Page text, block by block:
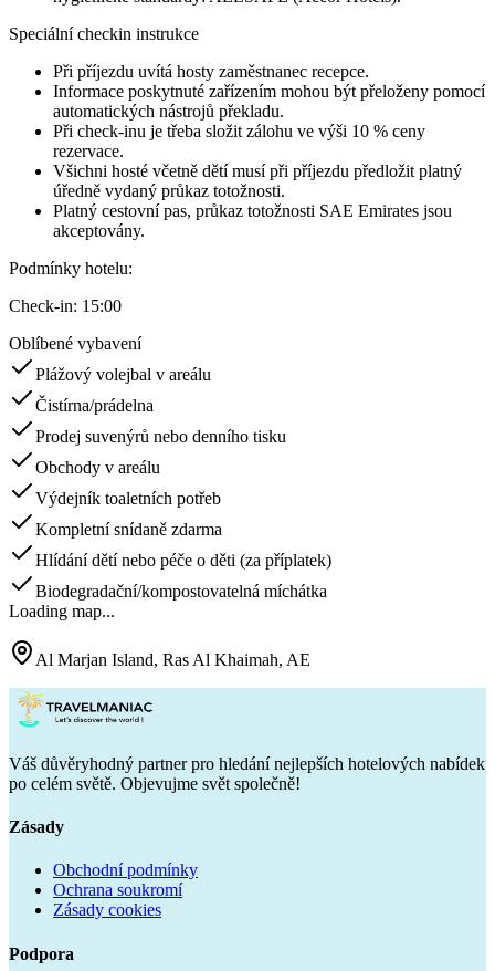
Speciální checkin instrukce
Při příjezdu uvítá hosty zaměstnanec recepce.
Informace poskytnuté zařízením mohou být přeloženy pomocí
automatických nástrojů překladu.
Při check-inu je třeba složit zálohu ve výši 10 % ceny
rezervace.
Všichni hosté včetně dětí musí při příjezdu předložit platný
úředně vydaný průkaz totožnosti.
Platný cestovní pas, průkaz totožnosti SAE Emirates jsou
akceptovány.
Podmínky hotelu:
Check-in: 15:00
Oblíbené vybavení
Plážový volejbal v areálu
Čistírna/prádelna
Prodej suvenýrů nebo denního tisku
Obchody v areálu
Výdejník toaletních potřeb
Kompletní snídaně zdarma
Hlídání dětí nebo péče o děti (za příplatek)
Biodegradační/kompostovatelná míchátka
Loading map...
Al Marjan Island, Ras Al Khaimah, AE
Váš důvěryhodný partner pro hledání nejlepších hotelových nabídek
po celém světě. Objevujme svět společně!
Zásady
Obchodní podmínky
Ochrana soukromí
Zásady cookies
Podpora